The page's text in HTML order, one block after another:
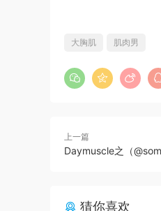
大胸肌 肌肉男
上一篇
Daymuscle之（
猜你喜欢